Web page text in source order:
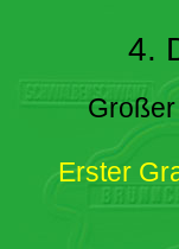
4.
Erster